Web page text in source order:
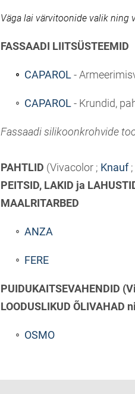
Väga lai värvitoonide valik ning
FASSAADI LIITSÜSTEEMID
CAPAROL-
CAPAROL- Krundid,
Fassaadi silikoonkrohvide
PAHTLID (Vivacolor ; Knauf;
PEITSID, LAKID ja
MAALRITARBED
ANZA
FERE
PUIDUKAITSEVAHENDID
LOODUSLIKUD
OSMO